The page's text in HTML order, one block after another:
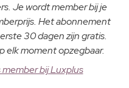
Je wordt member bij je
Het abonnement
30 dagen zijn gratis.
elk moment opzegbaar.
bij Luxplus